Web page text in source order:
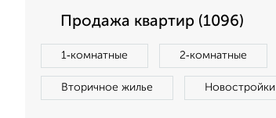
Продажа квартир (1096)
1‑комнатные 2‑комнатные
Вторичное жилье Новостройки